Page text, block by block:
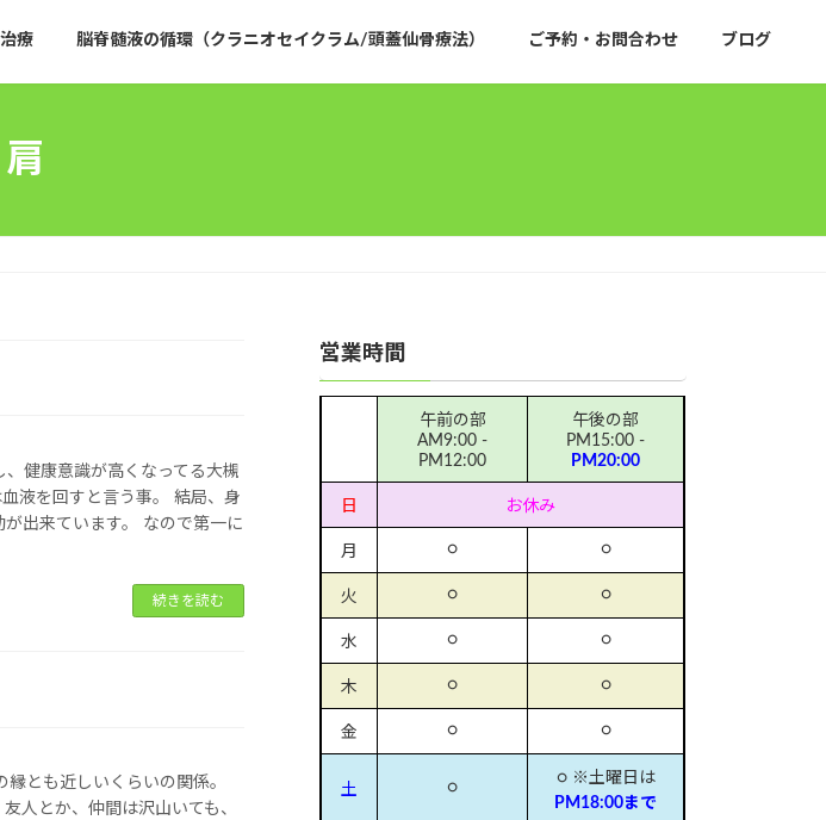
治療 脳脊髄液の循環（クラニオセイクラム/頭蓋仙骨療法） ご予約・お問合わせ ブログ
肩
健康意識が高くなってる大槻
液を回すと言う事。 結局、身
出来ています。 なので第一に
続きを読む
とも近しいくらいの関係。
人とか、仲間は沢山いても、
営業時間
午前の部
AM9:00 -
PM12:00
午後の部
PM15:00 -
PM20:00
日 お休み
月 ○ ○
火 ○ ○
水 ○ ○
木 ○ ○
金 ○ ○
土 ○
○ ※土曜日は
PM18:00まで